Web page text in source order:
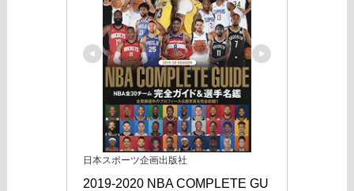
日本スポーツ企画出版社
2019-2020 NBA COMPLETE GU